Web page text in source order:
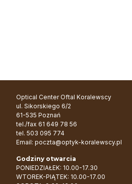
Optical Center Oftal Koralewscy
ul. Sikorskiego 6/2
61-535 Poznań
tel./fax 61 649 78 56
tel. 503 095 774
Email: poczta@optyk-koralewscy.pl
Godziny otwarcia
PONIEDZIAŁEK: 10.00-17.30
WTOREK-PIĄTEK: 10.00-17.00